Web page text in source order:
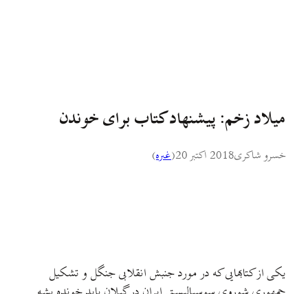
میلاد زخم: پیشنهاد کتاب برای خوندن
خسرو شاکری2018 اکتبر 20 (غىره)
یکی از کتابهایی که در مورد جنبش انقلابی جنگل و تشکیل